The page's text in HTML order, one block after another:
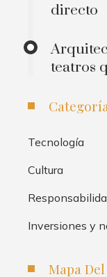
directo
teatros
Tecnología
Cultura
Inversiones y
Mapa